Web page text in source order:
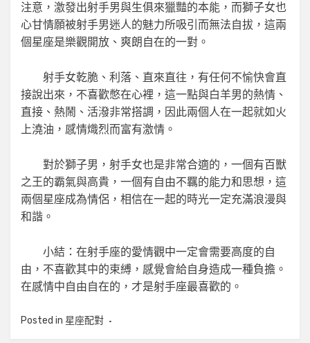
注意，激發出射手男與生俱來獵豔的本能，而獅子女也
心甘情願被射手男迷人的魅力所吸引而無法自拔，這兩
個星座是樂觀開放、爽朗自在的一對。
射手女乾脆、利落、直來直往，有任何不愉快會直
接說出來，不喜歡憋在心裡，這一點與白羊男的熱情、
直接、熱鬧、活潑非常搭調，因此兩個人在一起就如火
上澆油，感情熾烈而富有激情。
對於獅子男，射手女也是非常合適的，一個有百獸
之王的霸氣與高貴，一個有自由不羈的能力和思想，這
兩個星座成為情侶，相信在一起的時光一定充滿浪漫與
和諧。
小結：在射手座的愛情觀中一定會需要高度的自
由，不喜歡其中的束縛，感覺會給自身造成一種負擔。
在感情中自由自在的，才是射手座最喜歡的。
Posted in 星座配對